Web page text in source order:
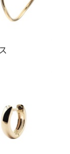
認いたしま
間～1ヶ月以
ます。
わせくださ
します。
交換・返金
した商品
品
場合
が、万が一
異なる場合